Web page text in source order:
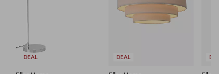
DEAL DEAL